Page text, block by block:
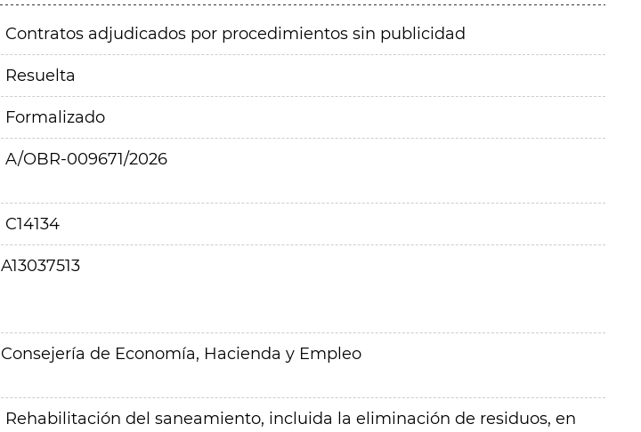
Contratos adjudicados por procedimientos sin publicidad
Resuelta
Formalizado
A/OBR-009671/2026
C14134
A13037513
Consejería de Economía, Hacienda y Empleo
Rehabilitación del saneamiento, incluida la eliminación de residuos, en